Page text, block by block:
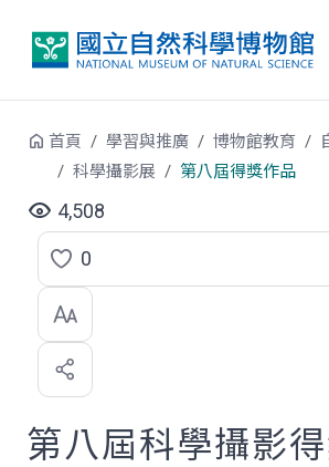
首頁 學習與推廣 博物館教育
科學攝影展
第八屆得獎作品
4,508
點
選
喜
歡
0
第八屆科學攝影